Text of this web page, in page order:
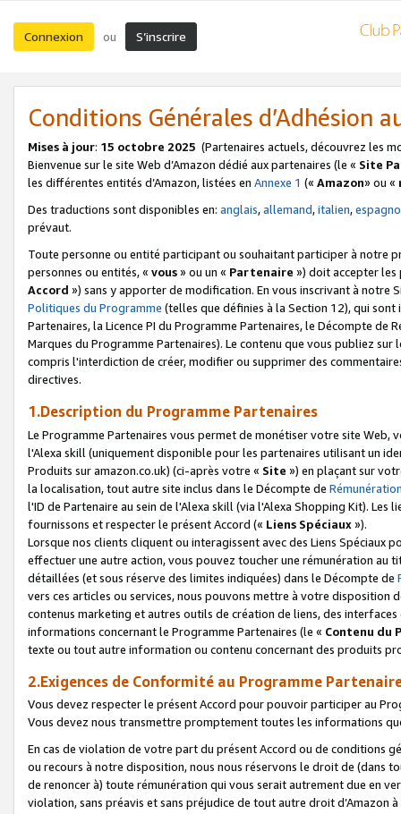
Connexion ou S’inscrire
Conditions Générales d’Adhésion
Mises à jour: 15 octobre 2025 (Partenaires actuels, découvrez les
Bienvenue sur le site Web d’Amazon dédié aux partenaires (le « Site
les différentes entités d’Amazon, listées en Annexe 1 (« Amazon» ou «
Des traductions sont disponibles en: anglais,allemand,italien,
prévaut.
Toute personne ou entité participant ou souhaitant participer à notre
personnes ou entités, « vous» ou un « Partenaire ») doit accepter les
Accord ») sans y apporter de modification. En vous inscrivant à notre
Politiques du Programme (telles que définies à la Section 12), qui
Partenaires, la Licence PI du Programme Partenaires, le Décompte de
Marques du Programme Partenaires). Le contenu que vous publiez
compris l'interdiction de créer, modifier ou supprimer des
directives.
1.Description du Programme Partenaires
Le Programme Partenaires vous permet de monétiser votre site Web,
l'Alexa skill (uniquement disponible pour les partenaires utilisant un
Produits sur amazon.co.uk) (ci-après votre « Site ») en plaçant sur
la localisation, tout autre site inclus dans le Décompte de
l'ID de Partenaire au sein de l'Alexa skill (via l'Alexa Shopping Kit).
fournissons et respecter le présent Accord (« Liens Spéciaux»).
Lorsque nos clients cliquent ou interagissent avec des Liens Spéciaux
effectuer une autre action, vous pouvez toucher une rémunération
détaillées (et sous réserve des limites indiquées) dans le Décompte de
vers ces articles ou services, nous pouvons mettre à votre disposition
contenus marketing et autres outils de création de liens, des
informations concernant le Programme Partenaires (le « Contenu du
texte ou tout autre information ou contenu concernant des produits
2.Exigences de Conformité au Programme
Vous devez respecter le présent Accord pour pouvoir participer au
Vous devez nous transmettre promptement toutes les informations
En cas de violation de votre part du présent Accord ou de conditions
ou recours à notre disposition, nous nous réservons le droit de (dans
de renoncer à) toute rémunération qui vous serait autrement due en
violation, sans préavis et sans préjudice de tout autre droit